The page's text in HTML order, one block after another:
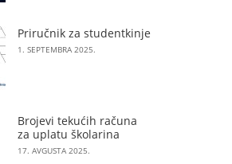
Priručnik za studentkinje
1. SEPTEMBRA 2025.
Brojevi tekućih računa
za uplatu školarina
17. AVGUSTA 2025.